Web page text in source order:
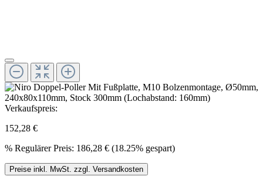
Verkaufspreis:
152,28 €
% Regulärer Preis: 186,28 € (18.25% gespart)
Preise inkl. MwSt. zzgl. Versandkosten